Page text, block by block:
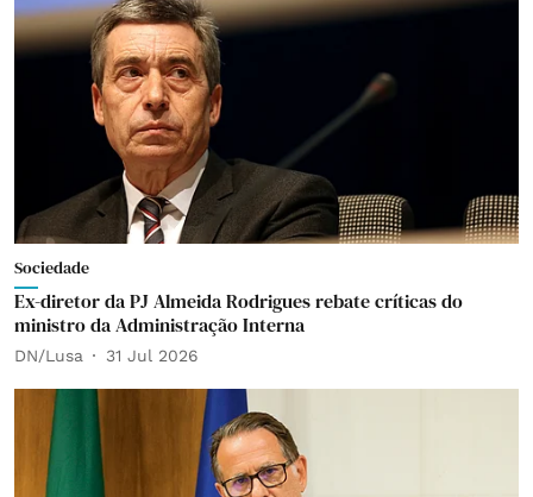
Sociedade
Ex-diretor da PJ Almeida Rodrigues rebate críticas do
ministro da Administração Interna
DN/Lusa 31 Jul 2026